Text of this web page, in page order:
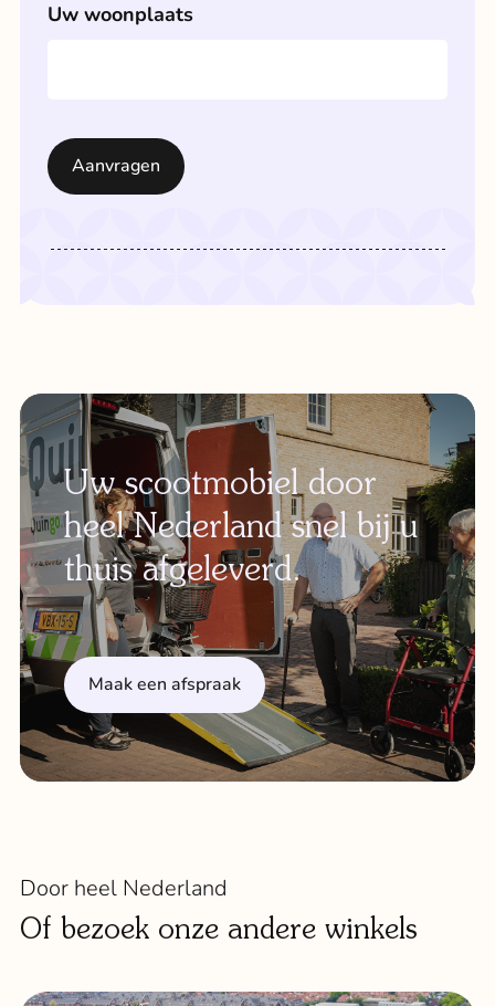
Uw woonplaats
Uw scootmobiel door
heel Nederland snel bij u
thuis afgeleverd.
Maak een afspraak
Door heel Nederland
Of bezoek onze andere winkels